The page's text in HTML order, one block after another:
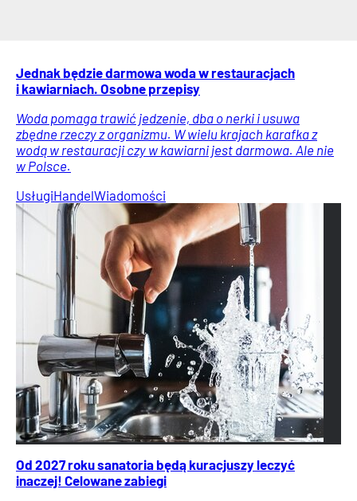
Jednak będzie darmowa woda w restauracjach
i kawiarniach. Osobne przepisy
Woda pomaga trawić jedzenie, dba o nerki i usuwa
zbędne rzeczy z organizmu. W wielu krajach karafka z
wodą w restauracji czy w kawiarni jest darmowa. Ale nie
w Polsce.
UsługiHandelWiadomości
Od 2027 roku sanatoria będą kuracjuszy leczyć
inaczej! Celowane zabiegi